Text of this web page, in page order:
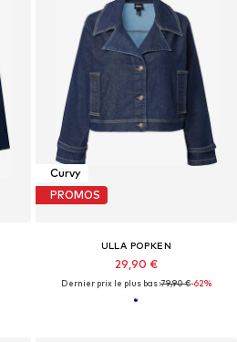
Curvy
PROMOS
ULLA POPKEN
29,90 €
Dernier prix le plus bas :79,90 €-62%